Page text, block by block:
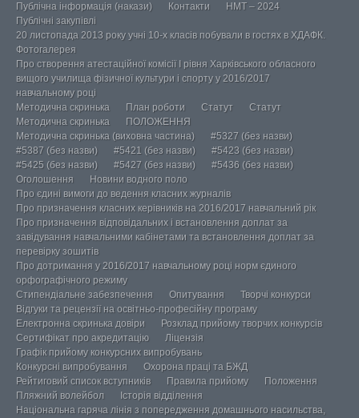
Публічна інформація (накази)
Контакти
НМТ – 2024
Публічні закупівлі
20 листопада 2013 року учні 10-х класів побували в гостях в ХДАФК.
Фотогалерея
Про створення атестаційної комісії І рівня Харківського обласного
вищого училища фізичної культури і спорту у 2016/2017
навчальному році
Методична скринька
План роботи Статут
Статут
Методична скринька
ПОЛОЖЕННЯ
Методична скринька (виховна частина)
#5327 (без назви)
#5387 (без назви)
#5421 (без назви)
#5423 (без назви)
#5425 (без назви)
#5427 (без назви)
#5436 (без назви)
Оголошення
Новини водного поло
Про єдині вимоги до ведення класних журналів
Про призначення класних керівників на 2016/2017 навчальний рік
Про призначення відповідальних і встановлення доплат за
завідування навчальними кабінетами та встановлення доплат за
перевірку зошитів
Про дотримання у 2016/2017 навчальному році норм єдиного
орфографічного режиму
Стипендіальне забезпечення
Опитування
Творчі конкурси
Відгуки та рецензії на освітньо-професійну програму
Електронна скринька довіри
Розклад прийому творчих конкурсів
Сертифікат про акредитацію
Ліцензія
Графік прийому конкурсних випробувань
Конкурсні випробування
Охорона праці та БЖД
Рейтиговий список вступників
Правила прийому
Положення
Пляжний волейбол
Історія відділення
Національна гаряча лінія з попередження домашнього насильства,